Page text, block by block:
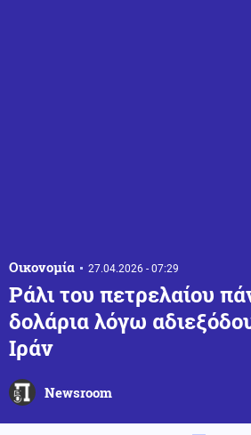
Οικονομία 27.04.2026 - 07:29
Ράλι του πετρελαίου
δολάρια λόγω
Ιράν
Newsroom